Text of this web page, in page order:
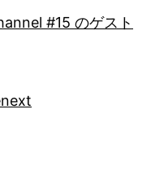
#15 のゲスト